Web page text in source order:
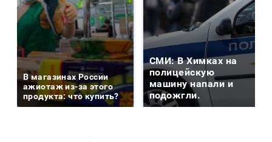
В магазинах России
ажиотаж из-за этого
продукта: что купить?
СМИ: В Химках на
полицейскую
машину напали и
подожгли.